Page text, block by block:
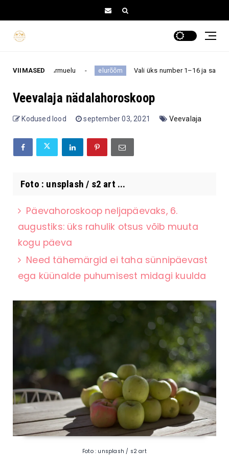
VIIMASED
armuelu elurõõm Vali üks number 1–16 ja saa teada,
Veevalaja nädalahoroskoop
Kodused lood september 03, 2021 Veevalaja
Foto : unsplash / s2 art ...
Päevahoroskoop neljapäevaks, 6.
augustiks: üks rahulik otsus võib muuta
kogu päeva
Need tähemärgid ei taha sünnipäevast
ega küünalde puhumisest midagi kuulda
Foto : unsplash / s2 art